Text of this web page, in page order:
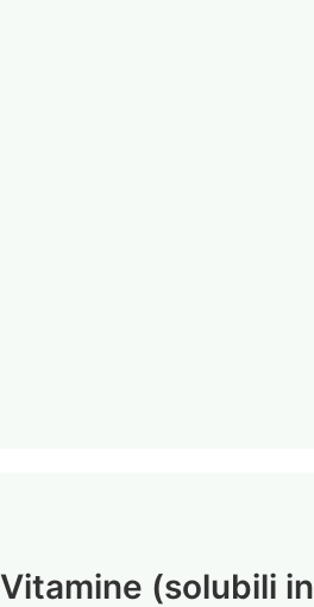
Vitamine (solubili in